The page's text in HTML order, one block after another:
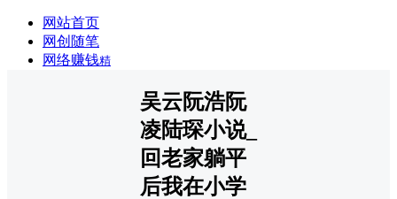
网站首页
网创随笔
网络赚钱精
吴云阮浩阮
凌陆琛小说_
回老家躺平
后我在小学